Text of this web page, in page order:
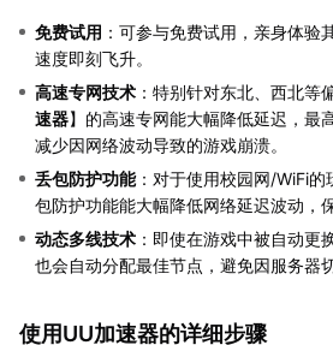
免费试用 ：可参与免费试用，亲身体验
速度即刻飞升。
高速专网技术 ：特别针对东北、西北等
速器】的高速专网能大幅降低延迟，最
减少因网络波动导致的游戏崩溃。
丢包防护功能：对于使用校园网/WiFi的
包防护功能能大幅降低网络延迟波动，
动态多线技术 ：即使在游戏中被自动更
也会自动分配最佳节点，避免因服务器
使用UU加速器的详细步骤